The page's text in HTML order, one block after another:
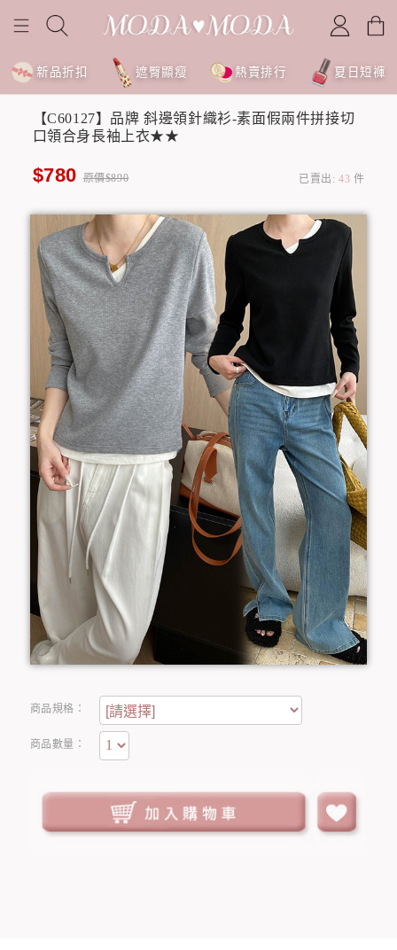
新品折扣 遮臀顯瘦 熱賣排行 夏日短褲
【C60127】品牌 斜邊領針織衫-素面假兩件拼接切
口領合身長袖上衣★★
$780 原價$890 已賣出: 43 件
商品規格：
商品數量：